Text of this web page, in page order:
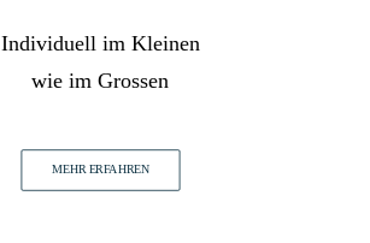
Individuell im Kleinen
wie im Grossen
MEHR ERFAHREN